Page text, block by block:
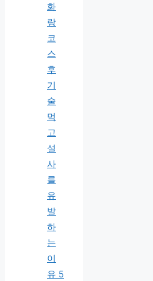
화
랑
코
스
후
기
술
먹
고
설
사
를
유
발
하
는
이
유 5